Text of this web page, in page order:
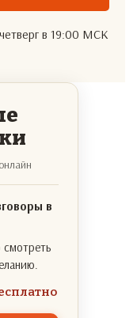
в 19:00 МСК
в